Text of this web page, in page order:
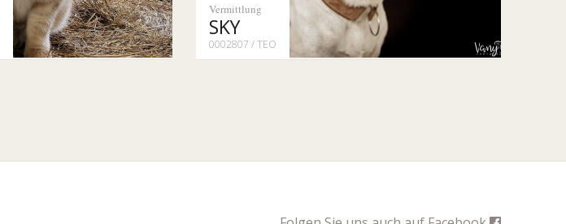
Vermittlung
SKY
0002807 / TEO